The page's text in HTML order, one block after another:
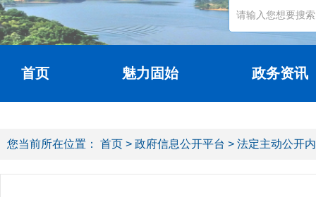
首页 魅力固始 政务资讯
您当前所在位置： 首页 > 政府信息公开平台 > 法定主动公开